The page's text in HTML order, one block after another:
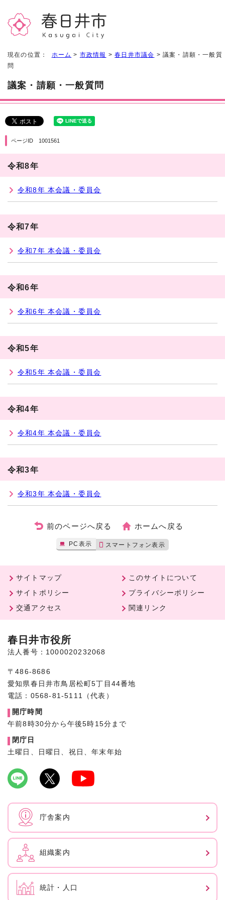
現在の位置： ホーム > 市政情報 >春日井市議会 > 議案・請願・一般質
問
議案・請願・一般質問
ページID 1001561
令和8年
令和8年 本会議・委員会
令和7年
令和7年 本会議・委員会
令和6年
令和6年 本会議・委員会
令和5年
令和5年 本会議・委員会
令和4年
令和4年 本会議・委員会
令和3年
令和3年 本会議・委員会
前のページへ戻る ホームへ戻る
PC表示 スマートフォン表示
サイトマップ
このサイトについて
サイトポリシー
プライバシーポリシー
交通アクセス
関連リンク
春日井市役所
法人番号：1000020232068
〒486-8686
愛知県春日井市鳥居松町5丁目44番地
電話：0568-81-5111（代表）
開庁時間
午前8時30分から午後5時15分まで
閉庁日
土曜日、日曜日、祝日、年末年始
庁舎案内
組織案内
統計・人口